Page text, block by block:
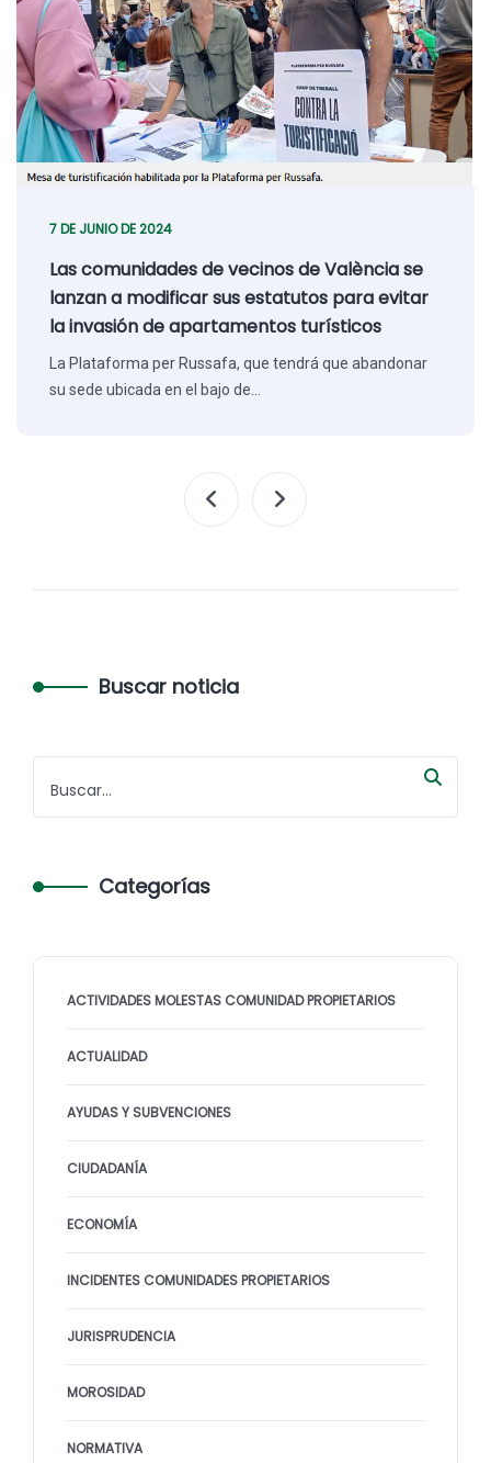
7 DE JUNIO DE 2024
Las comunidades de vecinos de València se
lanzan a modificar sus estatutos para evitar
la invasión de apartamentos turísticos
La Plataforma per Russafa, que tendrá que abandonar
su sede ubicada en el bajo de…
Buscar noticia
Categorías
ACTIVIDADES MOLESTAS COMUNIDAD PROPIETARIOS
ACTUALIDAD
AYUDAS Y SUBVENCIONES
CIUDADANÍA
ECONOMÍA
INCIDENTES COMUNIDADES PROPIETARIOS
JURISPRUDENCIA
MOROSIDAD
NORMATIVA